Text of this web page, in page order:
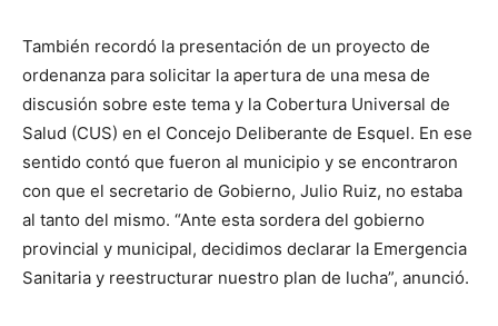
También recordó la presentación de un proyecto de
ordenanza para solicitar la apertura de una mesa de
discusión sobre este tema y la Cobertura Universal de
Salud (CUS) en el Concejo Deliberante de Esquel. En ese
sentido contó que fueron al municipio y se encontraron
con que el secretario de Gobierno, Julio Ruiz, no estaba
al tanto del mismo. “Ante esta sordera del gobierno
provincial y municipal, decidimos declarar la Emergencia
Sanitaria y reestructurar nuestro plan de lucha”, anunció.